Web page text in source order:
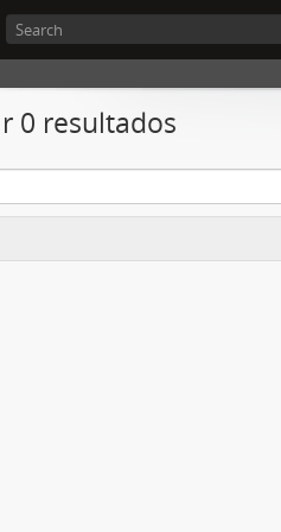
0 resultados